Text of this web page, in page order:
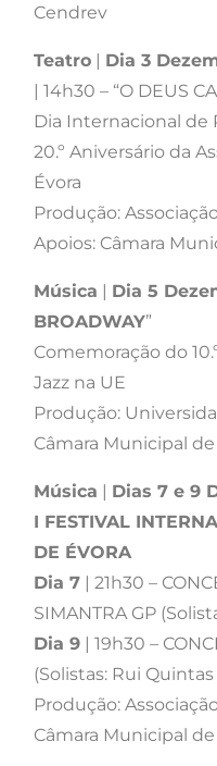
Cendrev
Teatro Dia 3
| 14h30 – “O DEUS
Dia Internacional de
20.º Aniversário da
Évora
Produção:
Apoios: Câmara
Música Dia 5
BROADWAY”
Comemoração do
Jazz na UE
Produção:
Câmara Municipal
Música Dias 7 e 9
I FESTIVAL
DE ÉVORA
Dia 7 | 21h30 –
SIMANTRA GP
Dia 9 | 19h30 –
(Solistas: Rui
Produção:
Câmara Municipal